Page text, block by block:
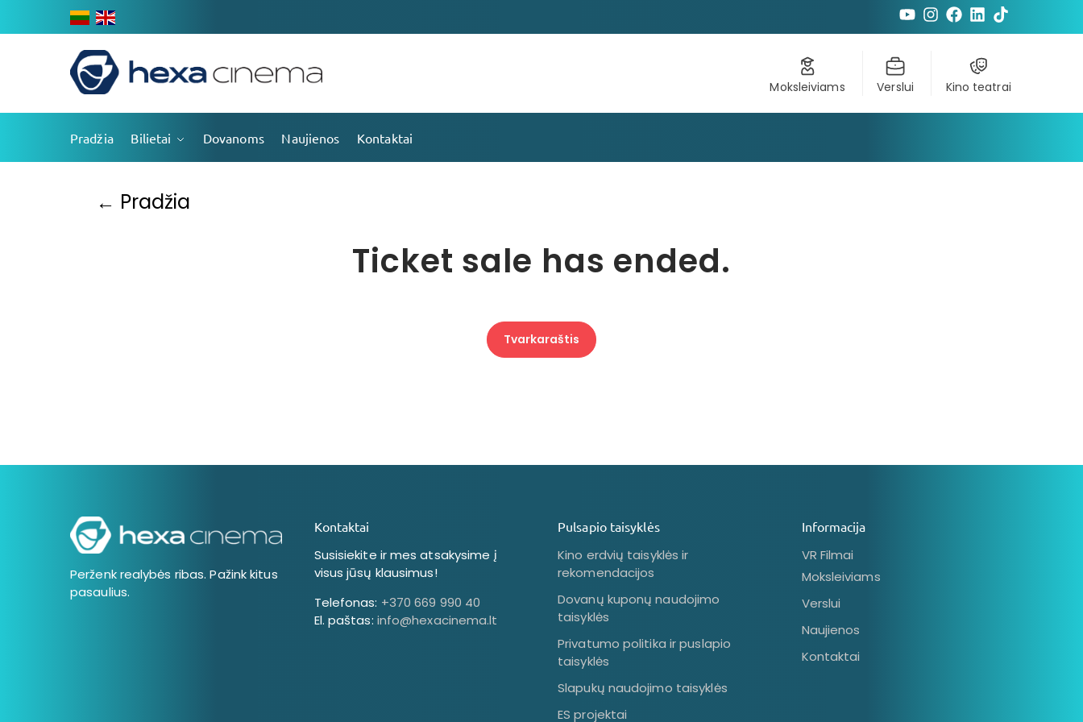
Moksleiviams Verslui Kino teatrai
Pradžia Bilietai Dovanoms Naujienos Kontaktai
← Pradžia
Perženk realybės ribas. Pažink kitus
pasaulius.
Kontaktai
Susisiekite ir mes atsakysime į
visus jūsų klausimus!
Telefonas: +370 669 990 40
El. paštas: info@hexacinema.lt
Pulsapio taisyklės
Kino erdvių taisyklės ir
rekomendacijos
Dovanų kuponų naudojimo
taisyklės
Privatumo politika ir puslapio
taisyklės
Slapukų naudojimo taisyklės
ES projektai
Informacija
VR Filmai
Moksleiviams
Verslui
Naujienos
Kontaktai